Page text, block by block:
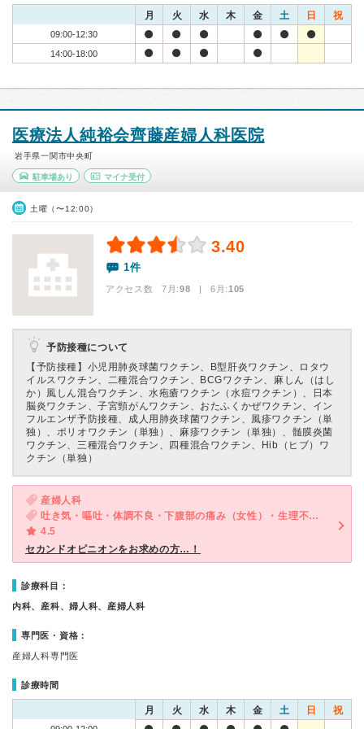
月 火 水 木 金 土 日 祝
09:00-12:30
14:00-18:00
医療法人純裕会齊藤産婦人科医院
岩手県一関市中央町
駐車場あり マイナ受付
土曜（〜12:00）
3.40
1件
アクセス数 7月:98 | 6月:105
予防接種について
【予防接種】 小児用肺炎球菌ワクチン、B型肝炎ワクチン、ロタウ
イルスワクチン、二種混合ワクチン、BCGワクチン、麻しん（はし
か）風しん混合ワクチン、水疱瘡ワクチン（水痘ワクチン）、日本
脳炎ワクチン、子宮頸がんワクチン、おたふくかぜワクチン、イン
フルエンザ予防接種、成人用肺炎球菌ワクチン、風疹ワクチン（単
独）、ポリオワクチン（単独）、麻疹ワクチン（単独）、髄膜炎菌
ワクチン、三種混合ワクチン、四種混合ワクチン、Hib（ヒブ）ワ
クチン（単独）
産婦人科
吐き気・嘔吐・体調不良・下腹部の痛み（女性）・生理不順（女性）・不性器出血（女性）
4.5
セカンドオピニオンをお求めの方…！
診療科目：
内科、産科、婦人科、産婦人科
専門医・資格：
産婦人科専門医
診療時間
月 火 水 木 金 土 日 祝